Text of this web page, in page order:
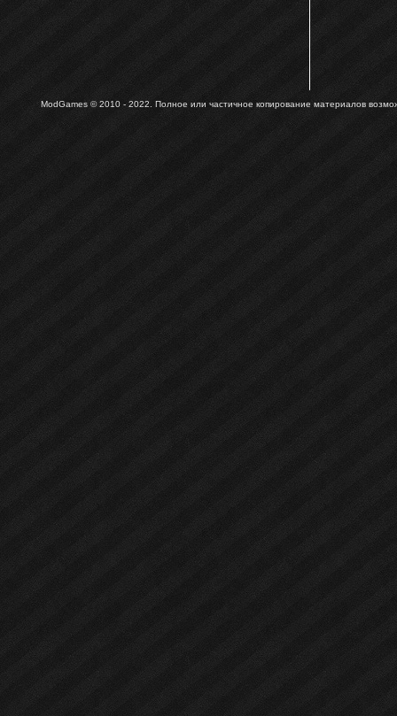
ModGames © 2010 - 2022. Полное или частичное копирование материалов